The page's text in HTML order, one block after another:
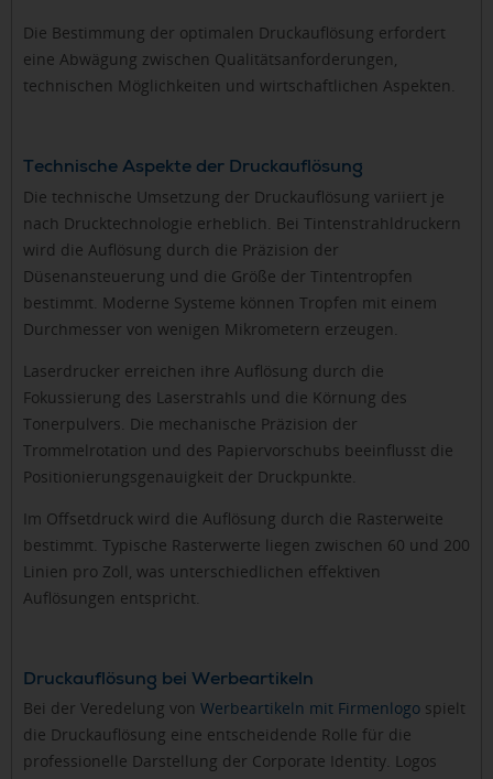
Die Bestimmung der optimalen Druckauflösung erfordert
eine Abwägung zwischen Qualitätsanforderungen,
technischen Möglichkeiten und wirtschaftlichen Aspekten.
Technische Aspekte der Druckauflösung
Die technische Umsetzung der Druckauflösung variiert je
nach Drucktechnologie erheblich. Bei Tintenstrahldruckern
wird die Auflösung durch die Präzision der
Düsenansteuerung und die Größe der Tintentropfen
bestimmt. Moderne Systeme können Tropfen mit einem
Durchmesser von wenigen Mikrometern erzeugen.
Laserdrucker erreichen ihre Auflösung durch die
Fokussierung des Laserstrahls und die Körnung des
Tonerpulvers. Die mechanische Präzision der
Trommelrotation und des Papiervorschubs beeinflusst die
Positionierungsgenauigkeit der Druckpunkte.
Im Offsetdruck wird die Auflösung durch die Rasterweite
bestimmt. Typische Rasterwerte liegen zwischen 60 und 200
Linien pro Zoll, was unterschiedlichen effektiven
Auflösungen entspricht.
Druckauflösung bei Werbeartikeln
Bei der Veredelung von Werbeartikeln mit Firmenlogo spielt
die Druckauflösung eine entscheidende Rolle für die
professionelle Darstellung der Corporate Identity. Logos